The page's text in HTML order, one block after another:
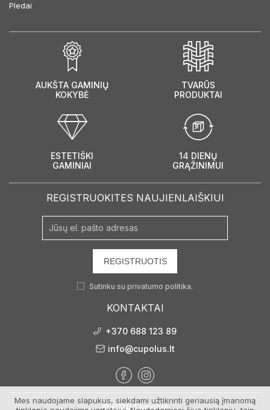
Pledai
AUKŠTA GAMINIŲ
KOKYBĖ
TVARŪS
PRODUKTAI
ESTETIŠKI
GAMINIAI
14 DIENŲ
GRĄŽINIMUI
REGISTRUOKITES NAUJIENLAIŠKIUI
REGISTRUOTIS
Sutinku su privatumo politika.
KONTAKTAI
+370 688 123 89
info@cupolus.lt
©2020 Cupolus
Mes naudojame slapukus, siekdami užtikrinti geriausią įmanomą